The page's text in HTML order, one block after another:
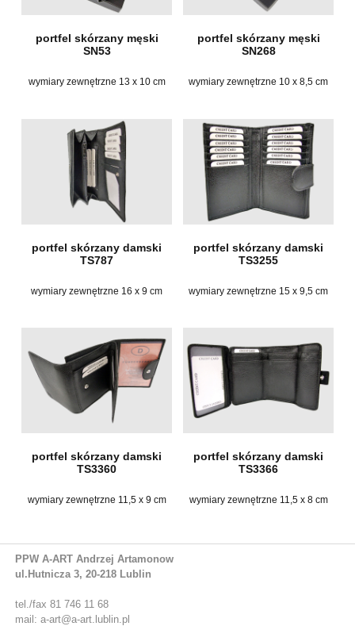
portfel skórzany męski
SN53
wymiary zewnętrzne 13 x 10 cm
portfel skórzany męski
SN268
wymiary zewnętrzne 10 x 8,5 cm
portfel skórzany damski
TS787
wymiary zewnętrzne 16 x 9 cm
portfel skórzany damski
TS3255
wymiary zewnętrzne 15 x 9,5 cm
portfel skórzany damski
TS3360
wymiary zewnętrzne 11,5 x 9 cm
portfel skórzany damski
TS3366
wymiary zewnętrzne 11,5 x 8 cm
PPW A-ART Andrzej Artamonow
ul.Hutnicza 3, 20-218 Lublin
tel./fax 81 746 11 68
mail: a-art@a-art.lublin.pl